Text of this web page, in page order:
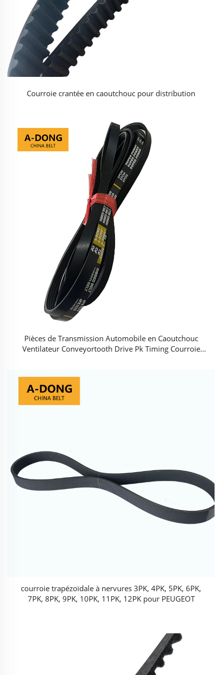
Courroie crantée en caoutchouc pour distribution
Pièces de Transmission Automobile en Caoutchouc
Ventilateur Conveyortooth Drive Pk Timing Courroie
courroie trapézoïdale à nervures 3PK, 4PK, 5PK, 6PK,
7PK, 8PK, 9PK, 10PK, 11PK, 12PK pour PEUGEOT